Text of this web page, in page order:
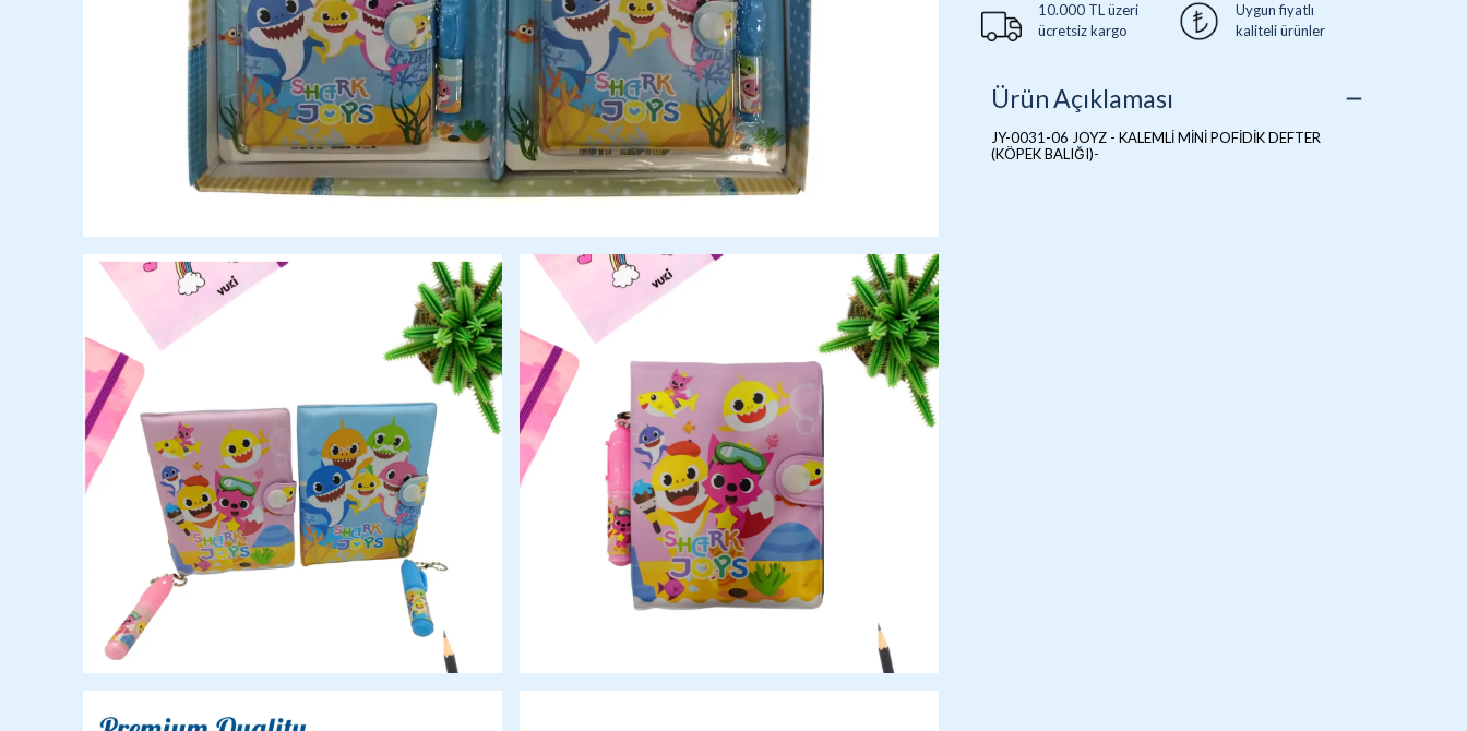
10.000 TL üzeri
ücretsiz kargo
Uygun fiyatlı
kaliteli ürünler
Ürün Açıklaması
JY-0031-06 JOYZ - KALEMLİ MİNİ POFİDİK DEFTER
(KÖPEK BALIĞI)-